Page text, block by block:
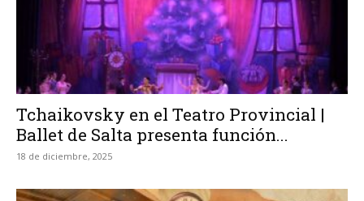
Tchaikovsky en el Teatro Provincial |
Ballet de Salta presenta función...
18 de diciembre, 2025